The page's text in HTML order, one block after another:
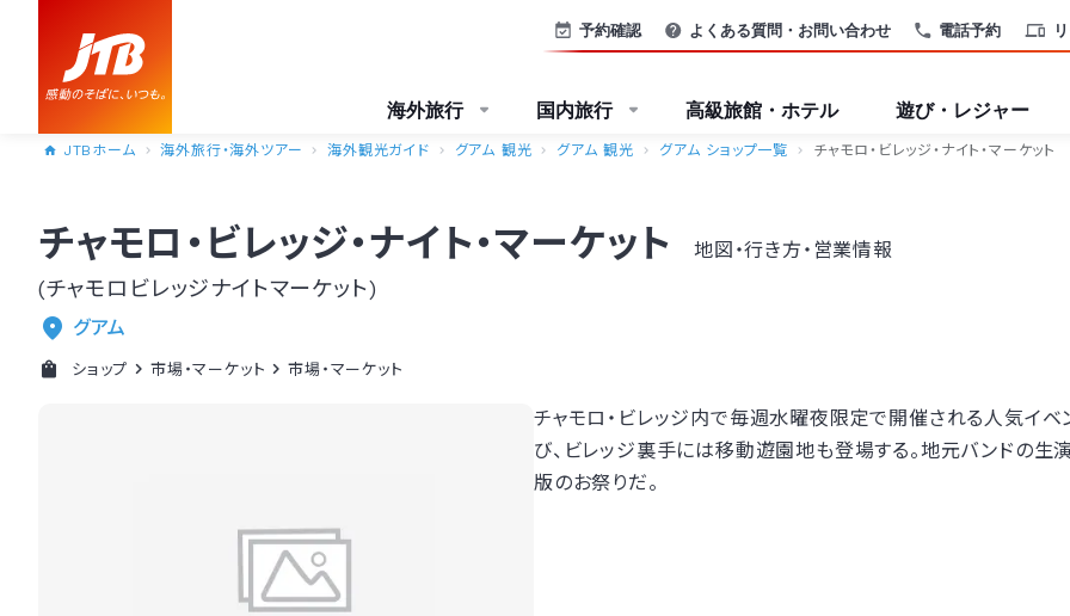
電話予約
予約確認 よくある質問・お問い合わせ
海外旅行 国内旅行 高級旅館・ホテル 遊び・レジャー
JTBホーム 海外旅行・海外ツアー 海外観光ガイド グアム 観光 グアム 観光 グアム ショップ一覧 チャモロ・ビレッジ・ナイト・マーケット
チャモロ・ビレッジ・ナイト・マーケット 地図・行き方・営業情報
(チャモロビレッジナイトマーケット)
グアム
ショップ 市場・マーケット 市場・マーケット
チャモロ・ビレッジ内で毎週水曜夜限定で開催される人気イ
び、ビレッジ裏手には移動遊園地も登場する。地元バンドの生
版のお祭りだ。